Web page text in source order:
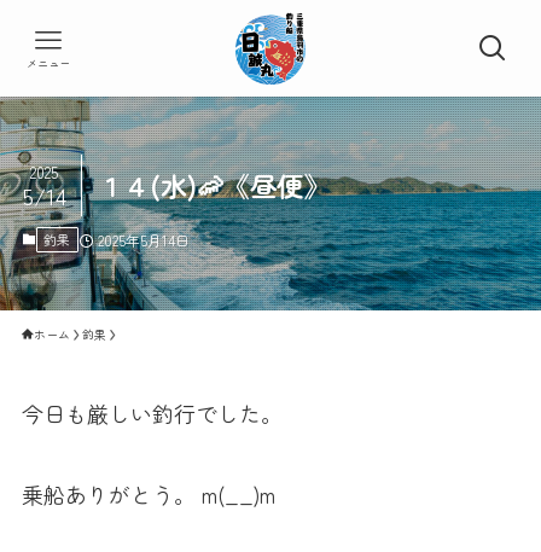
メニュー
１４(水)🦐《昼便》
2025
5/14
釣果 2025年5月14日
ホーム 釣果
今日も厳しい釣行でした。
乗船ありがとう。 m(__)m